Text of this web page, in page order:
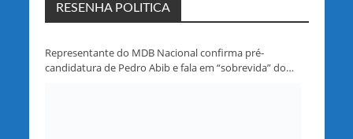
RESENHA POLITICA
Representante do MDB Nacional confirma pré-
candidatura de Pedro Abib e fala em “sobrevida” do